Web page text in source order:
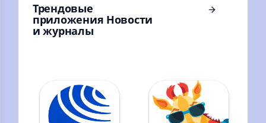
Трендовые
приложения Новости
и журналы